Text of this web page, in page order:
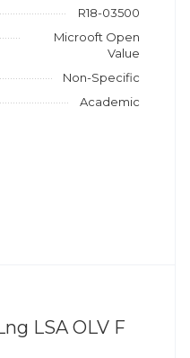
R18-03500
Microoft Open
Value
Non-Specific
Academic
LSA OLV F